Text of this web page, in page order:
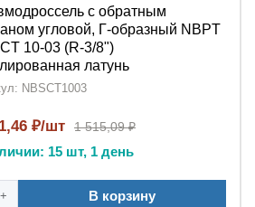
с обратным
угловой, Г-образный NBPT
10-03 (R-3/8")
латунь
NBSCT1003
₽/шт 1 515,09 ₽
15 шт, 1 день
+ В корзину